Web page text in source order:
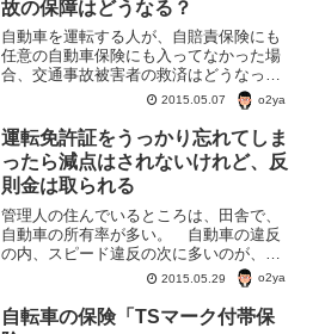
故の保障はどうなる？
自動車を運転する人が、自賠責保険にも
任意の自動車保険にも入ってなかった場
合、交通事故被害者の救済はどうなって
るんだろう？ 自動車を運転していた加
害者が、自賠責保険にも任意保険にも入
ってなかったとか、ひき逃げなどで加害
者がわからない場合、「政...
2015.05.07 o2ya
運転免許証をうっかり忘れてしま
ったら減点はされないけれど、反
則金は取られる
管理人の住んでいるところは、田舎で、
自動車の所有率が多い。 自動車の違反
の内、スピード違反の次に多いのが、う
っかりと免許を持たないで、運転をした
なんての。 この間、そんな免許をうっ
かり持たないで、車の運転をしていたっ
て人に、車をぶつけられて...
2015.05.29 o2ya
自転車の保険「TSマーク付帯保